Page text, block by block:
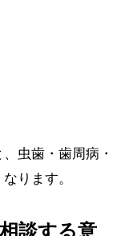
虫歯・歯周病・
ります。
談する意